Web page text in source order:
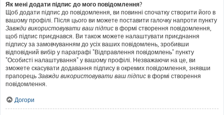
Як мені додати підпис до мого повідомлення?
Щоб додати підпис до повідомлення, ви повинні спочатку створити його в
вашому профілі. Після цього ви можете поставити галочку напроти пункту
Завжди використовувати ваш підпис в формі створення повідомлення,
щоб підпис приєднався. Ви також можете налаштувати приєднання
підпису за замовчуванням до усіх ваших повідомлень, зробивши
відповідний вибір у параграфі "Відправлення повідомлень" пункту
"Особисті налаштування" у вашому профілі. Незважаючи на це, ви
зможете скасувати додавання підпису в окремих повідомлення, знявши
прапорець Завжди використовувати ваш підпис в формі створення
повідомлення.
Догори